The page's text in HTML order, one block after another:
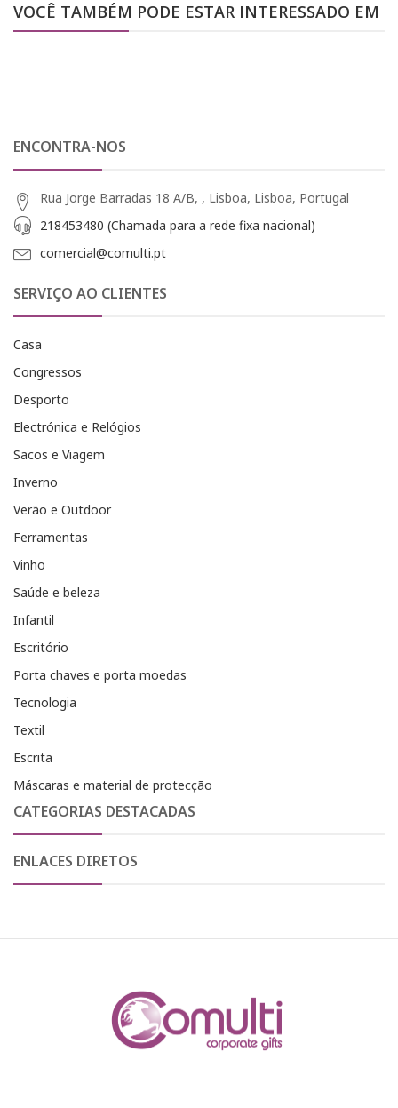
VOCÊ TAMBÉM PODE ESTAR INTERESSADO EM
ENCONTRA-NOS
Rua Jorge Barradas 18 A/B, , Lisboa, Lisboa, Portugal
218453480 (Chamada para a rede fixa nacional)
comercial@comulti.pt
SERVIÇO AO CLIENTES
Casa
Congressos
Desporto
Electrónica e Relógios
Sacos e Viagem
Inverno
Verão e Outdoor
Ferramentas
Vinho
Saúde e beleza
Infantil
Escritório
Porta chaves e porta moedas
Tecnologia
Textil
Escrita
Máscaras e material de protecção
CATEGORIAS DESTACADAS
ENLACES DIRETOS